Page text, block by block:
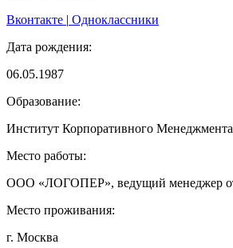
Вконтакте | Одноклассники
Дата рождения:
06.05.1987
Образование:
Институт Корпоративного
Место работы:
ООО «ЛОГОПЕР», ведущий менеджер
Место проживания:
г. Москва